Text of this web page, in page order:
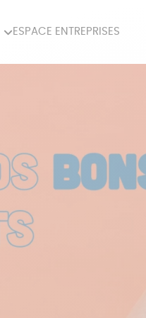
ESPACE ENTREPRISES